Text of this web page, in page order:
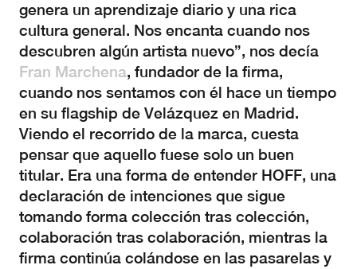
genera un aprendizaje diario y una rica
cultura general. Nos encanta cuando nos
descubren algún artista nuevo”, nos decía
Fran Marchena, fundador de la firma,
cuando nos sentamos con él hace un tiempo
en su flagship de Velázquez en Madrid.
Viendo el recorrido de la marca, cuesta
pensar que aquello fuese solo un buen
titular. Era una forma de entender HOFF, una
declaración de intenciones que sigue
tomando forma colección tras colección,
colaboración tras colaboración, mientras la
firma continúa colándose en las pasarelas y